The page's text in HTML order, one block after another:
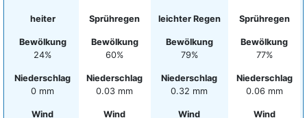
heiter
Bewölkung
24%
Niederschlag
0 mm
Wind
Sprühregen
Bewölkung
60%
Niederschlag
0.03 mm
Wind
leichter Regen
Bewölkung
79%
Niederschlag
0.32 mm
Wind
Sprühregen
Bewölkung
77%
Niederschlag
0.06 mm
Wind